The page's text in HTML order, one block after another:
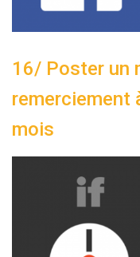
16/ Poster un
remerciement
mois